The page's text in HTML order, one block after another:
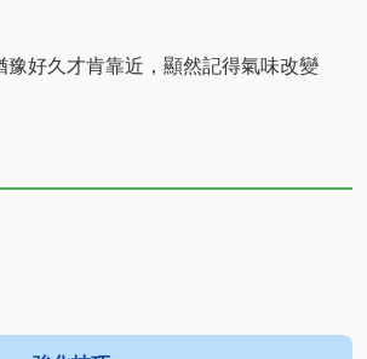
好久才肯靠近，顯然記得氣味改變